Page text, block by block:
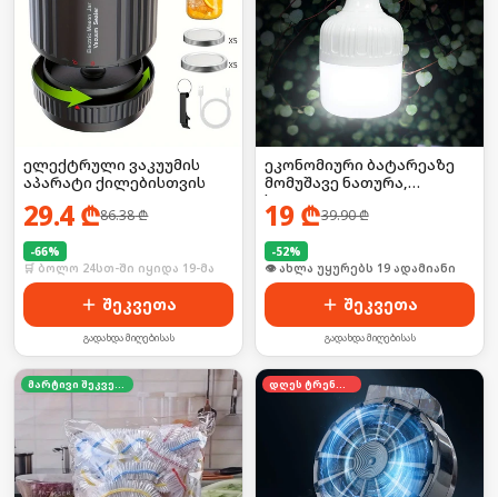
ელექტრული ვაკუუმის
აპარატი ქილებისთვის
29.4₾86.38₾
-66%
🛒 ბოლო 24სთ-ში იყიდა 19-მა
შეკვეთა
გადახდა მიღებისას
ეკონომიური ბატარეაზე
მომუშავე ნათურა,
საკიდით
19 ₾39.90₾
-52%
🛒 ბოლო 24სთ-ში იყიდა 3-მა
შეკვეთა
გადახდა მიღებისას
მარტივი შეკვეთა დღეს ტრენდში